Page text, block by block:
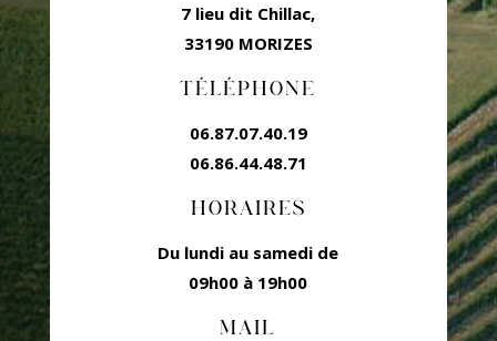
7 lieu dit Chillac,
33190 MORIZES
TÉLÉPHONE
06.87.07.40.19
06.86.44.48.71
HORAIRES
Du lundi au samedi de
09h00 à 19h00
MAIL